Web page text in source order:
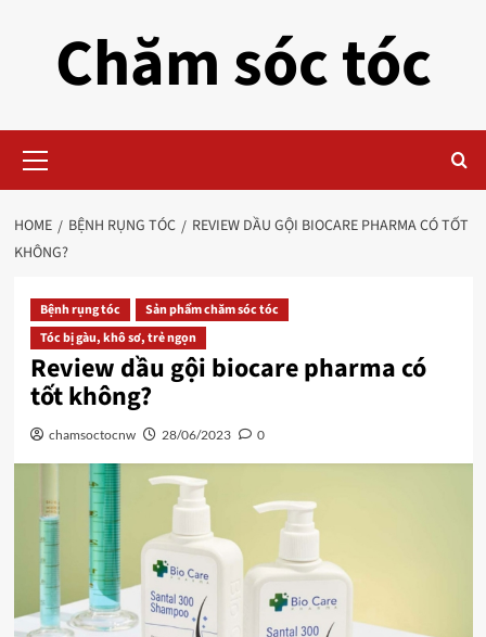
Chăm sóc tóc
Menu
HOME BỆNH RỤNG TÓC
REVIEW DẦU GỘI BIOCARE PHARMA CÓ TỐT
KHÔNG?
Bệnh rụng tóc
Sản phẩm chăm sóc tóc
Tóc bị gàu, khô sơ, trẻ ngọn
Review dầu gội biocare pharma có
tốt không?
chamsoctocnw 28/06/2023 0